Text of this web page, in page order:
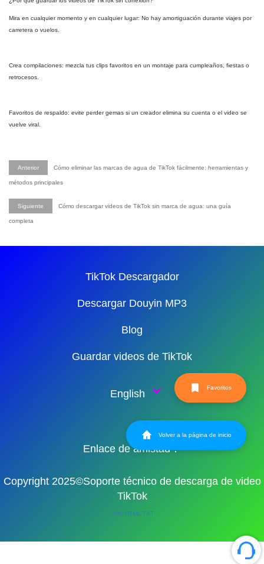
Mira en cualquier momento y en cualquier lugar: No hay amortiguación durante viajes por
carretera o vuelos.
Crea compilaciones: mezcla tus clips favoritos en un montaje para cumpleaños, fiestas o
retrocesos.
Favoritos de respaldo: evite perder gemas si un creador elimina su cuenta o el video se
vuelve viral.
Anterior Cómo eliminar las marcas de agua de TikTok fácilmente: herramientas y
métodos principales
Siguiente Cómo descargar videos de TikTok sin marca de agua: una guía
completa
TikTok Descargador
Descargar Douyin MP3
Blog
Guardar videos de TikTok
English
Enlace de amistad：
Copyright 2025©Soporte técnico de descarga de video
TikTok
XML HTML TXT
Favoritos
Volver a la página de inicio